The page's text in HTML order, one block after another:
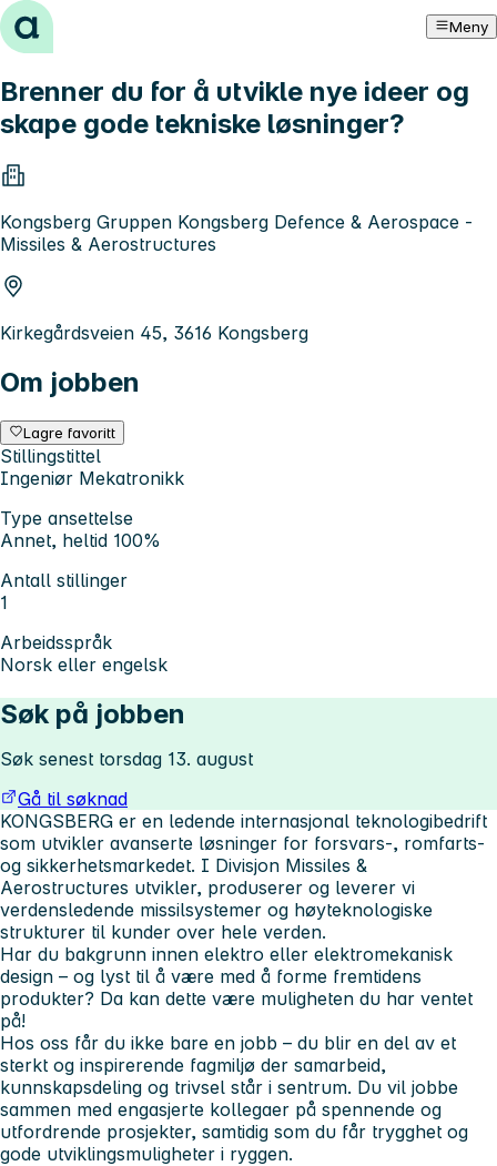
Hopp til innhold Meny
Brenner du for å utvikle nye ideer og
skape gode tekniske løsninger?
Kongsberg Gruppen Kongsberg Defence & Aerospace -
Missiles & Aerostructures
Kirkegårdsveien 45, 3616 Kongsberg
Om jobben
Lagre favoritt
Stillingstittel
Ingeniør Mekatronikk
Type ansettelse
Annet, heltid 100%
Antall stillinger
1
Arbeidsspråk
Norsk eller engelsk
Søk på jobben
Søk senest torsdag 13. august
Gå til søknad
KONGSBERG er en ledende internasjonal teknologibedrift
som utvikler avanserte løsninger for forsvars-, romfarts-
og sikkerhetsmarkedet. I Divisjon Missiles &
Aerostructures utvikler, produserer og leverer vi
verdensledende missilsystemer og høyteknologiske
strukturer til kunder over hele verden.
Har du bakgrunn innen elektro eller elektromekanisk
design – og lyst til å være med å forme fremtidens
produkter? Da kan dette være muligheten du har ventet
på!
Hos oss får du ikke bare en jobb – du blir en del av et
sterkt og inspirerende fagmiljø der samarbeid,
kunnskapsdeling og trivsel står i sentrum. Du vil jobbe
sammen med engasjerte kollegaer på spennende og
utfordrende prosjekter, samtidig som du får trygghet og
gode utviklingsmuligheter i ryggen.